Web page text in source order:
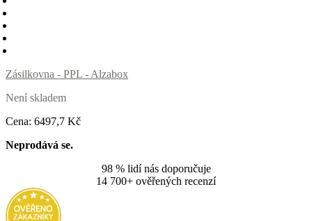
Zásilkovna - PPL - Alzabox
Není skladem
Cena: 6497,7 Kč
Neprodává se.
98 % lidí nás doporučuje
14 700+ ověřených recenzí